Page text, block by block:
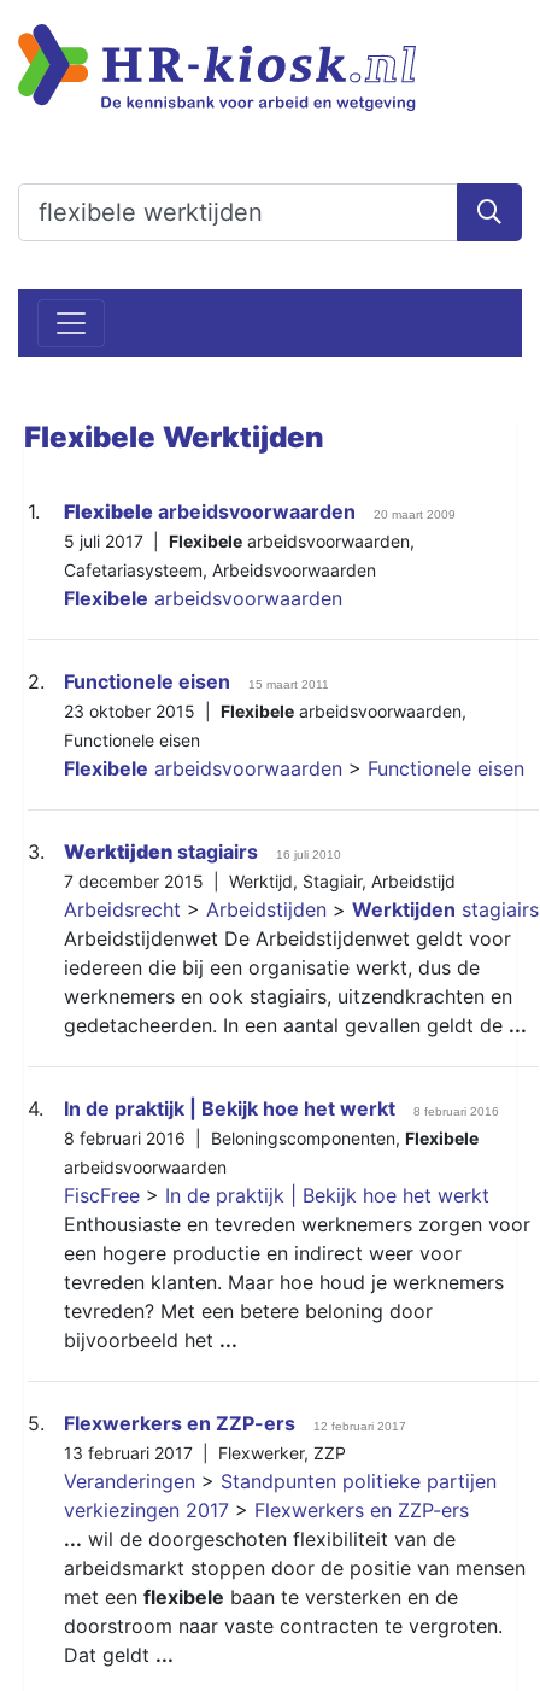
Flexibele Werktijden
1. Flexibele arbeidsvoorwaarden 20 maart 2009
5 juli 2017 | Flexibele arbeidsvoorwaarden,
Cafetariasysteem, Arbeidsvoorwaarden
Flexibele arbeidsvoorwaarden
2. Functionele eisen 15 maart 2011
23 oktober 2015 | Flexibele arbeidsvoorwaarden,
Functionele eisen
Flexibele arbeidsvoorwaarden > Functionele eisen
3. Werktijden stagiairs 16 juli 2010
7 december 2015 | Werktijd, Stagiair, Arbeidstijd
Arbeidsrecht > Arbeidstijden > Werktijden stagiairs
Arbeidstijdenwet De Arbeidstijdenwet geldt voor
iedereen die bij een organisatie werkt, dus de
werknemers en ook stagiairs, uitzendkrachten en
gedetacheerden. In een aantal gevallen geldt de ...
4. In de praktijk | Bekijk hoe het werkt 8 februari 2016
8 februari 2016 | Beloningscomponenten, Flexibele
arbeidsvoorwaarden
FiscFree > In de praktijk | Bekijk hoe het werkt
Enthousiaste en tevreden werknemers zorgen voor
een hogere productie en indirect weer voor
tevreden klanten. Maar hoe houd je werknemers
tevreden? Met een betere beloning door
bijvoorbeeld het ...
5. Flexwerkers en ZZP-ers 12 februari 2017
13 februari 2017 | Flexwerker, ZZP
Veranderingen > Standpunten politieke partijen
verkiezingen 2017 > Flexwerkers en ZZP-ers
... wil de doorgeschoten flexibiliteit van de
arbeidsmarkt stoppen door de positie van mensen
met een flexibele baan te versterken en de
doorstroom naar vaste contracten te vergroten.
Dat geldt ...